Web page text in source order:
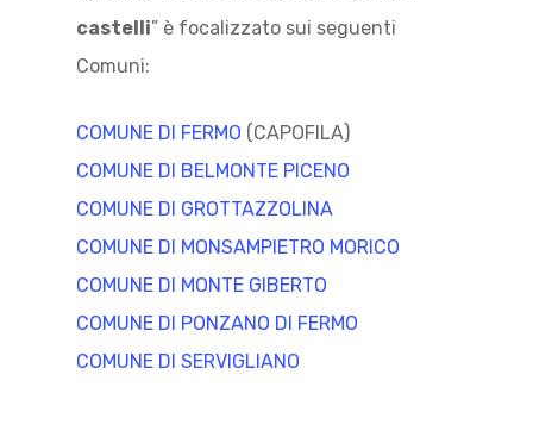
castelli” è focalizzato sui seguenti
Comuni:
COMUNE DI FERMO (CAPOFILA)
COMUNE DI BELMONTE PICENO
COMUNE DI GROTTAZZOLINA
COMUNE DI MONSAMPIETRO MORICO
COMUNE DI MONTE GIBERTO
COMUNE DI PONZANO DI FERMO
COMUNE DI SERVIGLIANO